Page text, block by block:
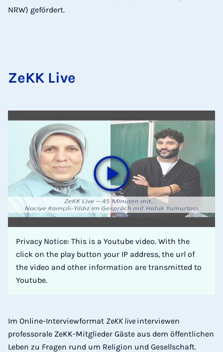
NRW) gefördert.
ZeKK Live
Privacy Notice: This is a Youtube video. With the
click on the play button your IP address, the url of
the video and other information are transmitted to
Youtube.
Im Online-Interviewformat ZeKK live interviewen
professorale ZeKK-Mitglieder Gäste aus dem öffentlichen
Leben zu Fragen rund um Religion und Gesellschaft.